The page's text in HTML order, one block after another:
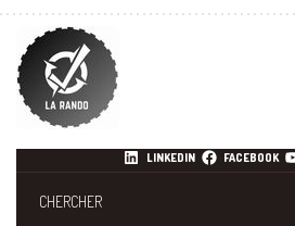
LINKEDIN FACEBOOK